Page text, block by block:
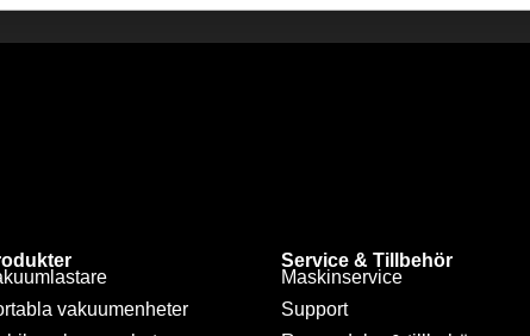
vakuumenheter
Service & Tillbehör
Maskinservice
Support